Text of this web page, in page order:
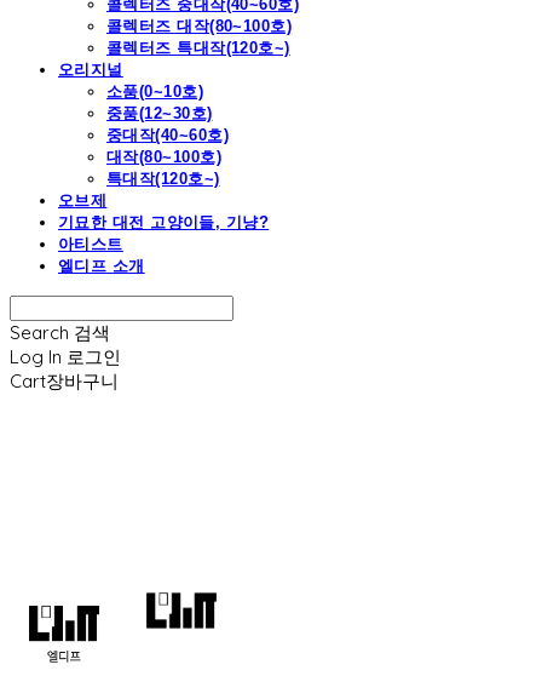
콜렉터즈 중대작(40~60호)
콜렉터즈 대작(80~100호)
콜렉터즈 특대작(120호~)
오리지널
소품(0~10호)
중품(12~30호)
중대작(40~60호)
대작(80~100호)
특대작(120호~)
오브제
기묘한 대전 고양이들, 기냥?
아티스트
엘디프 소개
Search 검색
Log In 로그인
Cart장바구니